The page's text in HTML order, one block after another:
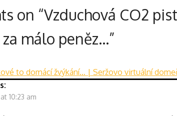
on “Vzduchová CO2
málo peněz…”
to domácí žvýkání… | Seržovo virtuální
at 10:23 am